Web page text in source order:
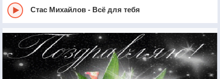
Стас Михайлов - Всё для тебя